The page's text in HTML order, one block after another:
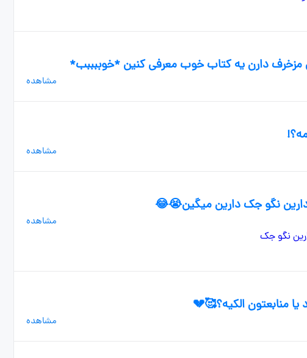
مزخرف دارن یه کتاب خوب معرفی کنین *خوببببب*
مشاهده
مشاهده
دارین نگو جک دارین میگین😭😂
مشاهده
منابعتون الکیه؟🥰💔
مشاهده